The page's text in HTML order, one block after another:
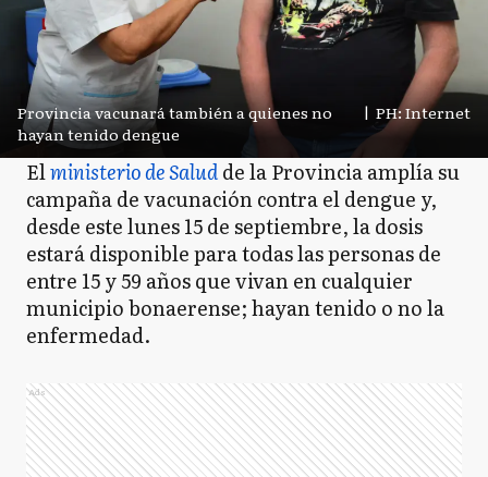
Provincia vacunará también a quienes no
hayan tenido dengue
| PH: Internet
Elministerio de Saludde la Provincia amplía su
campaña de vacunación contra el dengue y,
desde este lunes 15 de septiembre, la dosis
estará disponible para todas las personas de
entre 15 y 59 años que vivan en cualquier
municipio bonaerense; hayan tenido o no la
enfermedad.
Ads